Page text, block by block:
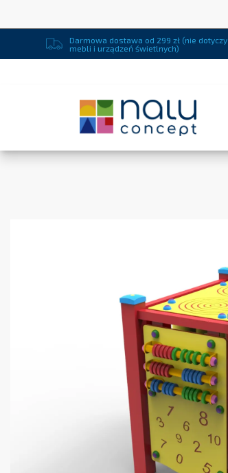
Darmowa dostawa od 299 zł (nie dotyczy
mebli i urządzeń świetlnych)